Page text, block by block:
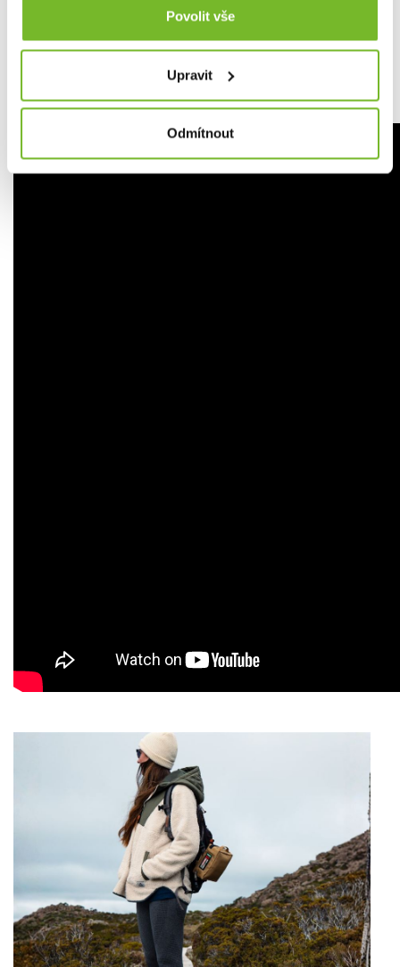
Povolit vše
Upravit
Odmítnout
Vhodné pro 1 - 2 osoby
Vnější obal lékárničky: 600D Oxford polyester
dezinfekčním prostředkem